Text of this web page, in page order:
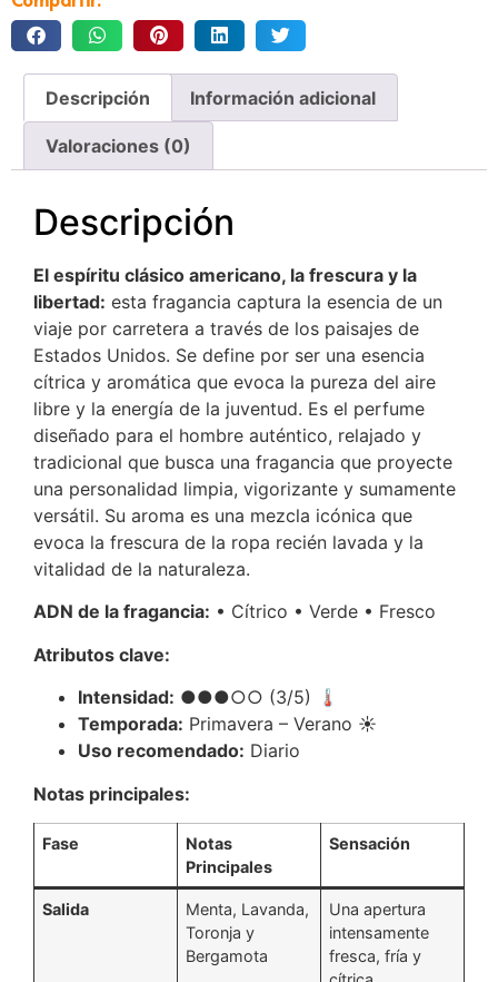
Descripción Información adicional
Valoraciones (0)
Descripción
El espíritu clásico americano, la frescura y la
libertad: esta fragancia captura la esencia de un
viaje por carretera a través de los paisajes de
Estados Unidos. Se define por ser una esencia
cítrica y aromática que evoca la pureza del aire
libre y la energía de la juventud. Es el perfume
diseñado para el hombre auténtico, relajado y
tradicional que busca una fragancia que proyecte
una personalidad limpia, vigorizante y sumamente
versátil. Su aroma es una mezcla icónica que
evoca la frescura de la ropa recién lavada y la
vitalidad de la naturaleza.
ADN de la fragancia: • Cítrico • Verde • Fresco
Atributos clave:
Intensidad: ●●●○○ (3/5) 🌡️
Temporada: Primavera – Verano ☀️
Uso recomendado: Diario
Notas principales:
Fase
Notas
Principales
Sensación
Salida
Menta, Lavanda,
Toronja y
Bergamota
Una apertura
intensamente
fresca, fría y